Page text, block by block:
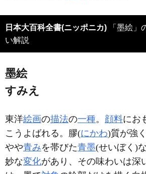
日本大百科全書(ニッポニカ)
い解説
墨絵
すみえ
東洋絵画の描法の一種。 顔料にお
こうよばれる。膠(にかわ)質が強
やや青みを帯びた青墨(せいぼく)
妙な変化があり、その味わいは深